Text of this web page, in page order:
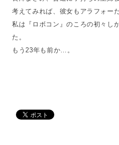
考えてみれば、彼女もアラフォー
私は『ロボコン』のころの初々し
た。
もう23年も前か…。